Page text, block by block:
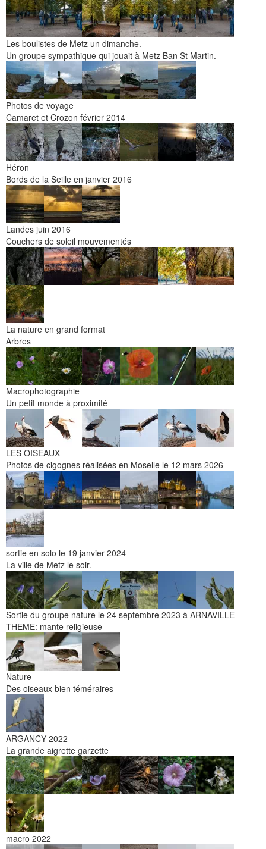
Les boulistes de Metz un dimanche.
Un groupe sympathique qui jouait à Metz Ban St Martin.
Photos de voyage
Camaret et Crozon février 2014
Héron
Bords de la Seille en janvier 2016
Landes juin 2016
Couchers de soleil mouvementés
La nature en grand format
Arbres
Macrophotographie
Un petit monde à proximité
LES OISEAUX
Photos de cigognes réalisées en Moselle le 12 mars 2026
sortie en solo le 19 janvier 2024
La ville de Metz le soir.
Sortie du groupe nature le 24 septembre 2023 à ARNAVILLE
THEME: mante religieuse
Nature
Des oiseaux bien téméraires
ARGANCY 2022
La grande aigrette garzette
macro 2022